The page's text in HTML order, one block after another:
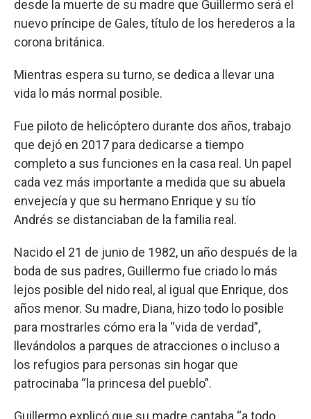
desde la muerte de su madre que Guillermo será el
nuevo príncipe de Gales, título de los herederos a la
corona británica.
Mientras espera su turno, se dedica a llevar una
vida lo más normal posible.
Fue piloto de helicóptero durante dos años, trabajo
que dejó en 2017 para dedicarse a tiempo
completo a sus funciones en la casa real. Un papel
cada vez más importante a medida que su abuela
envejecía y que su hermano Enrique y su tío
Andrés se distanciaban de la familia real.
Nacido el 21 de junio de 1982, un año después de la
boda de sus padres, Guillermo fue criado lo más
lejos posible del nido real, al igual que Enrique, dos
años menor. Su madre, Diana, hizo todo lo posible
para mostrarles cómo era la “vida de verdad”,
llevándolos a parques de atracciones o incluso a
los refugios para personas sin hogar que
patrocinaba “la princesa del pueblo”.
Guillermo explicó que su madre cantaba “a todo